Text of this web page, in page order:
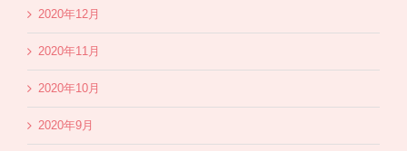
2020年12月
2020年11月
2020年10月
2020年9月